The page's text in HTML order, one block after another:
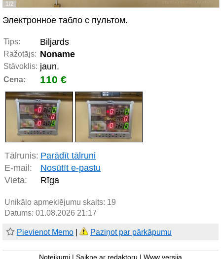
1/2
Электронное табло с пультом.
Tips: Biljards
Ražotājs: Noname
Stāvoklis: jaun.
Cena: 110 €
Tālrunis: Parādīt tālruni
E-mail:
Nosūtīt e-pastu
Vieta:
Rīga
Unikālo apmeklējumu skaits: 19
Datums: 01.08.2026 21:17
Pievienot Memo Paziņot par pārkāpumu
Noteikumi Saikne ar redaktoru Www versija